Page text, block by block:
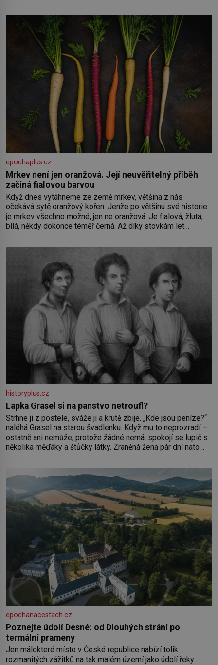
oběma moc nesvědčilo, brzy jsme zjistili, že
epochaplus.cz
Mrkev není jen oranžová. Její neuvěřitelný příběh
začíná fialovou barvou
Když dnes vytáhneme ze země mrkev, většina z nás
očekává sytě oranžový kořen. Jenže po většinu své historie
je mrkev všechno možné, jen ne oranžová. Je fialová, žlutá,
bílá, někdy dokonce téměř černá. Až díky stovkám let
českou zahradu ani nedokážeme představit. Její příběh je
historyplus.cz
Lapka Grasel si na panstvo netroufl?
Strhne ji z postele, sváže ji a krutě zbije. „Kde jsou peníze?“
naléhá Grasel na starou švadlenku. Když mu to neprozradí –
ostatně ani nemůže, protože žádné nemá, spokojí se lupič s
několika měďáky a štůčky látky. Zraněná žena pár dní nato
dlouho po jeho smrti
epochanacestach.cz
Poznejte údolí Desné: od Dlouhých strání po
termální prameny
Jen málokteré místo v České republice nabízí tolik
rozmanitých zážitků na tak malém území jako údolí řeky